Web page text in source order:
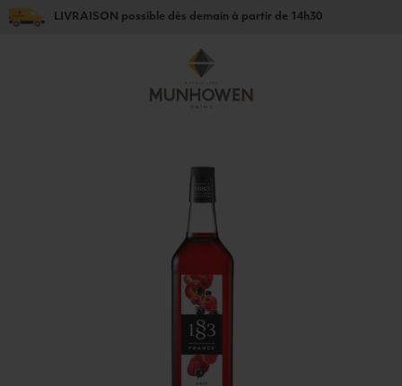
LIVRAISON possible dès demain à partir de 14h30